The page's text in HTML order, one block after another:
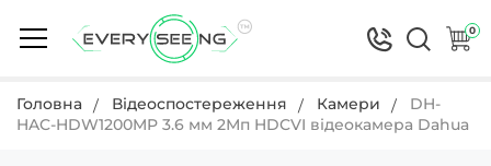
0
Головна Відеоспостереження Камери
DH-
HAC-HDW1200MP 3.6 мм 2Мп HDCVI відеокамера Dahua